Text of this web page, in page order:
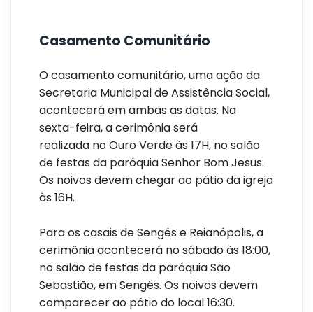
Casamento Comunitário
O casamento comunitário, uma ação da
Secretaria Municipal de Assistência Social,
acontecerá em ambas as datas. Na
sexta-feira, a cerimônia será
realizada no Ouro Verde às 17H, no salão
de festas da paróquia Senhor Bom Jesus.
Os noivos devem chegar ao pátio da igreja
às 16H.
Para os casais de Sengés e Reianópolis, a
cerimônia acontecerá no sábado às 18:00,
no salão de festas da paróquia São
Sebastião, em Sengés. Os noivos devem
comparecer ao pátio do local 16:30.